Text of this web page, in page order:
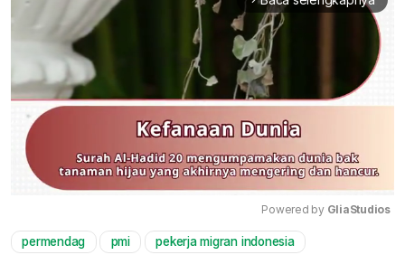
Powered by GliaStudios
permendag pmi pekerja migran indonesia